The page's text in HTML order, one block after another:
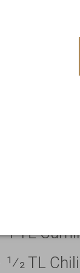
Mit „Gute-
1 TL
1⁄2 TL